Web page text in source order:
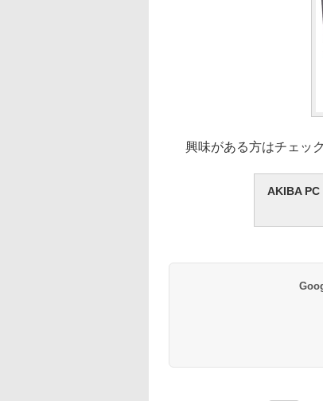
興味がある方はチェッ
AKIBA PC